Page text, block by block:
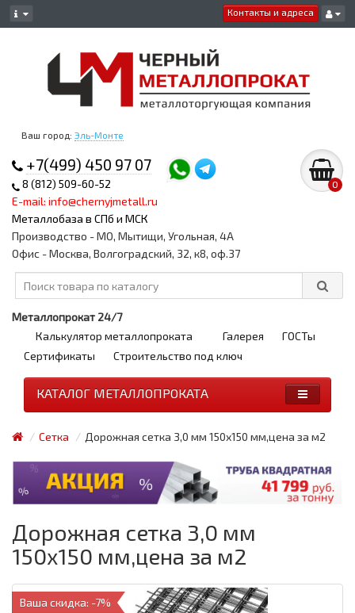
Контакты и адреса
Ваш город: Эль-Монте
+7(499) 450 97 07
8 (812) 509-60-52
E-mail: info@chernyjmetall.ru
Металлобаза в СПб и МСК
0
Производство - МО, Мытищи, Угольная, 4А
Офис - Москва, Волгоградский, 32, к8, оф.37
Металлопрокат 24/7
Калькулятор металлопроката
Галерея
ГОСТы
Сертификаты
Строительство под ключ
КАТАЛОГ МЕТАЛЛОПРОКАТА
Сетка Дорожная сетка 3,0 мм 150х150 мм,цена за м2
Дорожная сетка 3,0 мм
150х150 мм,цена за м2
Ваша скидка: -7%